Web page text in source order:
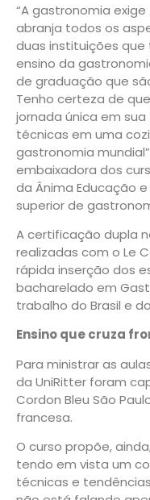
“A gastronomia
abranja todos os
duas instituições que
ensino da
de graduação que
Tenho certeza de
jornada única em
técnicas em uma
gastronomia
embaixadora dos
da Ânima Educação
superior de
A certificação dupla
realizadas com o Le
rápida inserção dos
bacharelado em
trabalho do Brasil e
Ensino que cruza
Para ministrar as
da UniRitter foram
Cordon Bleu São
francesa.
O curso propõe,
tendo em vista um
técnicas e